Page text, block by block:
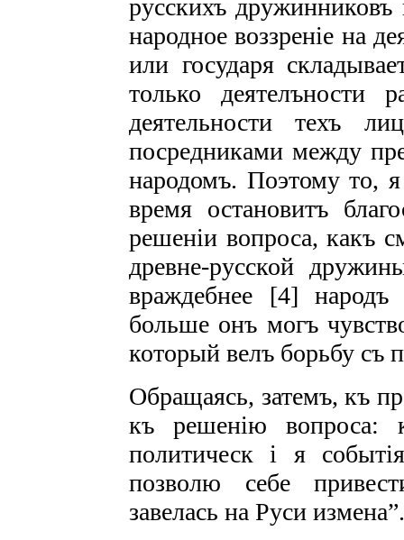
русскихъ
народное воззреніе на
или государя
только деятелъности
деятельности техъ
посредниками между
народомъ. Поэтому то,
время остановитъ
решеніи вопроса, какъ
древне-русской
враждебнее [4] народъ
больше онъ могъ
который велъ борьбу съ
Обращаясь, затемъ, къ
къ решенію вопроса:
политическ i я
позволю себе
завелась на Руси измена”.